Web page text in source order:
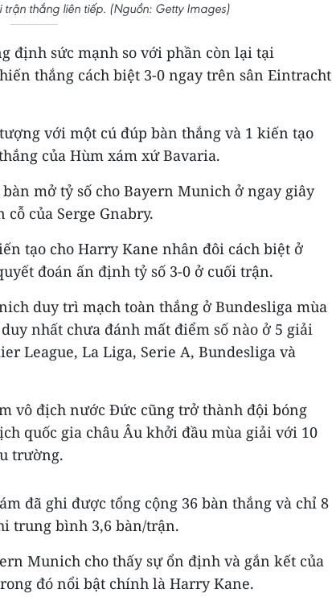
trận thắng liên tiếp. (Nguồn: Getty Images)
định sức mạnh so với phần còn lại tại
thắng cách biệt 3-0 ngay trên sân Eintracht
với một cú đúp bàn thắng và 1 kiến tạo
của Hùm xám xứ Bavaria.
mở tỷ số cho Bayern Munich ở ngay giây
của Serge Gnabry.
tạo cho Harry Kane nhân đôi cách biệt ở
đoán ấn định tỷ số 3-0 ở cuối trận.
duy trì mạch toàn thắng ở Bundesliga mùa
nhất chưa đánh mất điểm số nào ở 5 giải
League, La Liga, Serie A, Bundesliga và
vô địch nước Đức cũng trở thành đội bóng
quốc gia châu Âu khởi đầu mùa giải với 10
trường.
đã ghi được tổng cộng 36 bàn thắng và chỉ 8
trung bình 3,6 bàn/trận.
Munich cho thấy sự ổn định và gắn kết của
đó nổi bật chính là Harry Kane.